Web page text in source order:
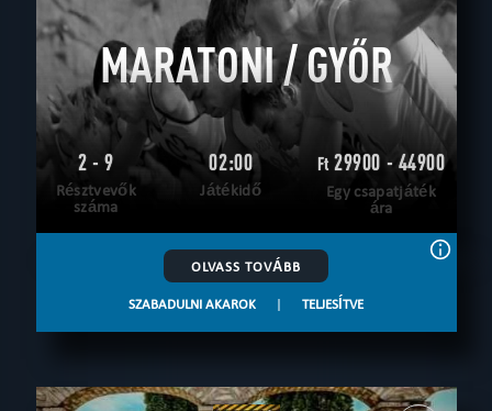
MARATONI / GYŐR
2 - 9
Résztvevők
száma
02:00
Játékidő
Ft29900 - 44900
Egy csapatjáték
ára
OLVASS TOVÁBB
SZABADULNI AKAROK | TELJESÍTVE